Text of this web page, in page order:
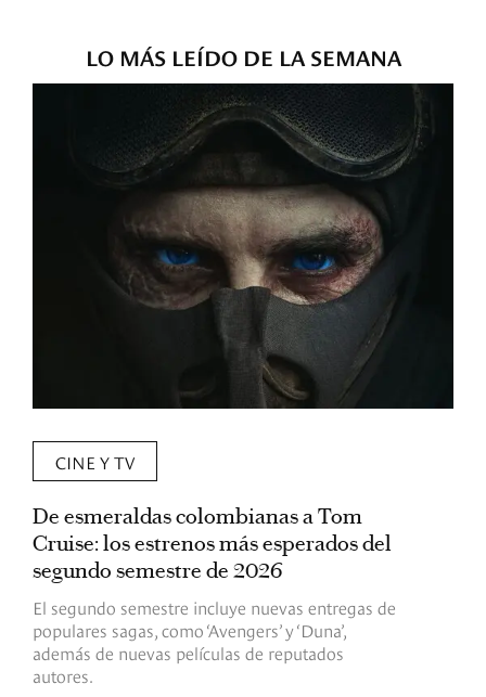
LO MÁS LEÍDO DE LA SEMANA
CINE Y TV
De esmeraldas colombianas a Tom
Cruise: los estrenos más esperados del
segundo semestre de 2026
El segundo semestre incluye nuevas entregas de
populares sagas, como ‘Avengers’ y ‘Duna’,
además de nuevas películas de reputados
autores.